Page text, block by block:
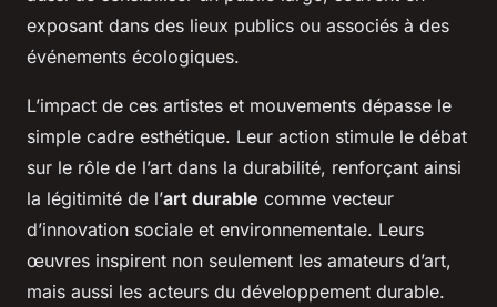
exposant dans des lieux publics ou associés à des
événements écologiques.
L’impact de ces artistes et mouvements dépasse le
simple cadre esthétique. Leur action stimule le débat
sur le rôle de l’art dans la durabilité, renforçant ainsi
la légitimité de l’art durable comme vecteur
d’innovation sociale et environnementale. Leurs
œuvres inspirent non seulement les amateurs d’art,
mais aussi les acteurs du développement durable.